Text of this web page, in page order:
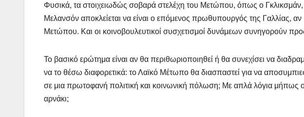
Φυσικά, τα στοιχειωδώς σοβαρά στελέχη του Μετώπου, όπως ο
Μελανσόν αποκλείεται να είναι ο επόμενος πρωθυπουργός της Γαλλίας, αν
Μετώπου. Και οι κοινοβουλευτικοί συσχετισμοί δυνάμεων συνηγορούν
Το βασικό ερώτημα είναι αν θα περιθωριοποιηθεί ή θα συνεχίσει να
να το θέσω διαφορετικά: το Λαϊκό Μέτωπο θα διασπαστεί για να
σε μια πρωτοφανή πολιτική και κοινωνική πόλωση; Με απλά λόγια μήπως ο
αρνάκι;